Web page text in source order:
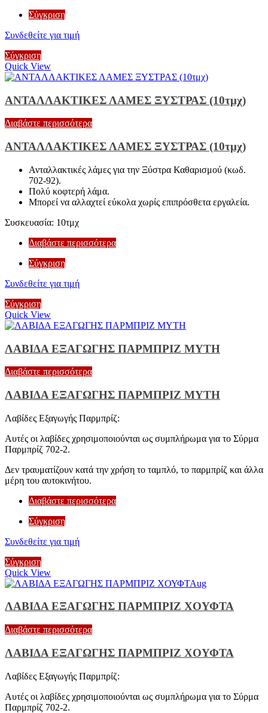
Σύγκριση
Συνδεθείτε για τιμή
Σύγκριση
Quick View
ΑΝΤΑΛΛΑΚΤΙΚΕΣ ΛΑΜΕΣ ΞΥΣΤΡΑΣ (10τμχ)
Διαβάστε περισσότερα
ΑΝΤΑΛΛΑΚΤΙΚΕΣ ΛΑΜΕΣ ΞΥΣΤΡΑΣ (10τμχ)
Ανταλλακτικές λάμες για την Ξύστρα Καθαρισμού (κωδ.
702-92).
Πολύ κοφτερή λάμα.
Μπορεί να αλλαχτεί εύκολα χωρίς επιπρόσθετα εργαλεία.
Συσκευασία: 10τμχ
Διαβάστε περισσότερα
Σύγκριση
Συνδεθείτε για τιμή
Σύγκριση
Quick View
ΛΑΒΙΔΑ ΕΞΑΓΩΓΗΣ ΠΑΡΜΠΡΙΖ ΜΥΤΗ
Διαβάστε περισσότερα
ΛΑΒΙΔΑ ΕΞΑΓΩΓΗΣ ΠΑΡΜΠΡΙΖ ΜΥΤΗ
Λαβίδες Εξαγωγής Παρμπρίζ:
Αυτές οι λαβίδες χρησιμοποιούνται ως συμπλήρωμα για το Σύρμα
Παρμπρίζ 702-2.
Δεν τραυματίζουν κατά την χρήση το ταμπλό, το παρμπρίζ και άλλα
μέρη του αυτοκινήτου.
Διαβάστε περισσότερα
Σύγκριση
Συνδεθείτε για τιμή
Σύγκριση
Quick View
ΛΑΒΙΔΑ ΕΞΑΓΩΓΗΣ ΠΑΡΜΠΡΙΖ ΧΟΥΦΤΑ
Διαβάστε περισσότερα
ΛΑΒΙΔΑ ΕΞΑΓΩΓΗΣ ΠΑΡΜΠΡΙΖ ΧΟΥΦΤΑ
Λαβίδες Εξαγωγής Παρμπρίζ:
Αυτές οι λαβίδες χρησιμοποιούνται ως συμπλήρωμα για το Σύρμα
Παρμπρίζ 702-2.